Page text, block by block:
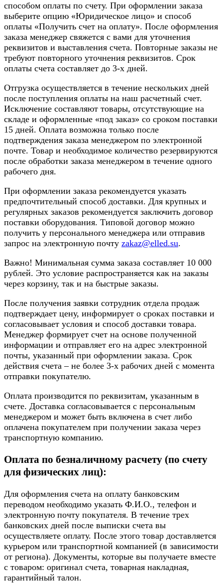
способом оплаты по счету. При оформлении заказа
выберите опцию «Юридическое лицо» и способ
оплаты «Получить счет на оплату». После оформления
заказа менеджер свяжется с вами для уточнения
реквизитов и выставления счета. Повторные заказы не
требуют повторного уточнения реквизитов. Срок
оплаты счета составляет до 3-х дней.
Отгрузка осуществляется в течение нескольких дней
после поступления оплаты на наш расчетный счет.
Исключение составляют товары, отсутствующие на
складе и оформленные «под заказ» со сроком поставки
15 дней. Оплата возможна только после
подтверждения заказа менеджером по электронной
почте. Товар и необходимое количество резервируются
после обработки заказа менеджером в течение одного
рабочего дня.
При оформлении заказа рекомендуется указать
предпочтительный способ доставки. Для крупных и
регулярных заказов рекомендуется заключить договор
поставки оборудования. Типовой договор можно
получить у персонального менеджера или отправив
запрос на электронную почту zakaz@elled.su.
Важно! Минимальная сумма заказа составляет 10 000
рублей. Это условие распространяется как на заказы
через корзину, так и на быстрые заказы.
После получения заявки сотрудник отдела продаж
подтверждает цену, информирует о сроках поставки и
согласовывает условия и способ доставки товара.
Менеджер формирует счет на основе полученной
информации и отправляет его на адрес электронной
почты, указанный при оформлении заказа. Срок
действия счета – не более 3-х рабочих дней с момента
отправки покупателю.
Оплата производится по реквизитам, указанным в
счете. Доставка согласовывается с персональным
менеджером и может быть включена в счет либо
оплачена покупателем при получении заказа через
транспортную компанию.
Оплата по безналичному расчету (по счету
для физических лиц):
Для оформления счета на оплату банковским
переводом необходимо указать Ф.И.О., телефон и
электронную почту покупателя. В течение трех
банковских дней после выписки счета вы
осуществляете оплату. После этого товар доставляется
курьером или транспортной компанией (в зависимости
от региона). Документы, которые вы получаете вместе
с товаром: оригинал счета, товарная накладная,
гарантийный талон.